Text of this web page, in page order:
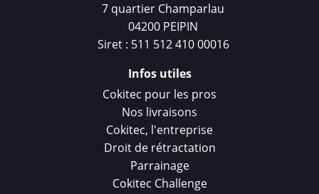
7 quartier Champarlau
04200 PEIPIN
Siret : 511 512 410 00016
Infos utiles
Cokitec pour les pros
Nos livraisons
Cokitec, l'entreprise
Droit de rétractation
Parrainage
Cokitec Challenge